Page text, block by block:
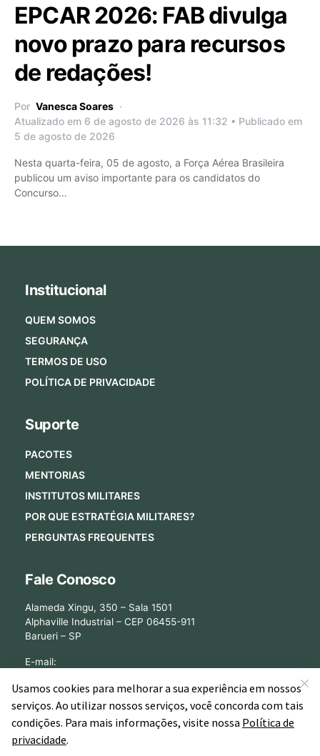
EPCAR 2026: FAB divulga
novo prazo para recursos
de redações!
Por Vanesca Soares
Atualizado em 6 de agosto de 2026 às 11:32 • Publicado em
5 de agosto de 2026
Nesta quarta-feira, 05 de agosto, a Força Aérea Brasileira
publicou um aviso importante para os candidatos do
Concurso…
Institucional
QUEM SOMOS
SEGURANÇA
TERMOS DE USO
POLÍTICA DE PRIVACIDADE
Suporte
PACOTES
MENTORIAS
INSTITUTOS MILITARES
POR QUE ESTRATÉGIA MILITARES?
PERGUNTAS FREQUENTES
Fale Conosco
Alameda Xingu, 350 – Sala 1501
Alphaville Industrial – CEP 06455-911
Barueri – SP
E-mail:
©2026 - Estratégia Militares - Cursos Online para Concursos Militares.